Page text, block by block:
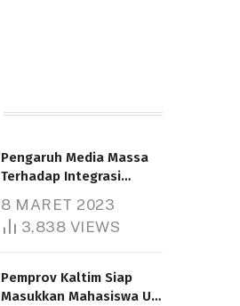
Pengaruh Media Massa
Terhadap Integrasi
8 MARET 2023
3,838 VIEWS
Pemprov Kaltim Siap
Masukkan Mahasiswa UT